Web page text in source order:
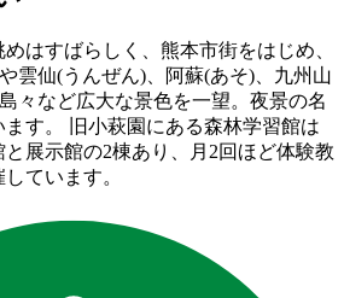
はすばらしく、熊本市街をはじめ、
雲仙(うんぜん)、阿蘇(あそ)、九州山
々など広大な景色を一望。夜景の名
す。 旧小萩園にある森林学習館は
展示館の2棟あり、月2回ほど体験教
ています。